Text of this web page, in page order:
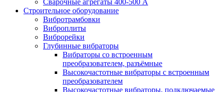
Сварочные агрегаты 400-500 А
Строительное оборудование
Вибротрамбовки
Виброплиты
Виброрейки
Глубинные вибраторы
Вибраторы со встроенным
преобразователем, разъёмные
Высокочастотные вибраторы с встроенным
преобразователем
Высокочастотные вибраторы, подключаемые